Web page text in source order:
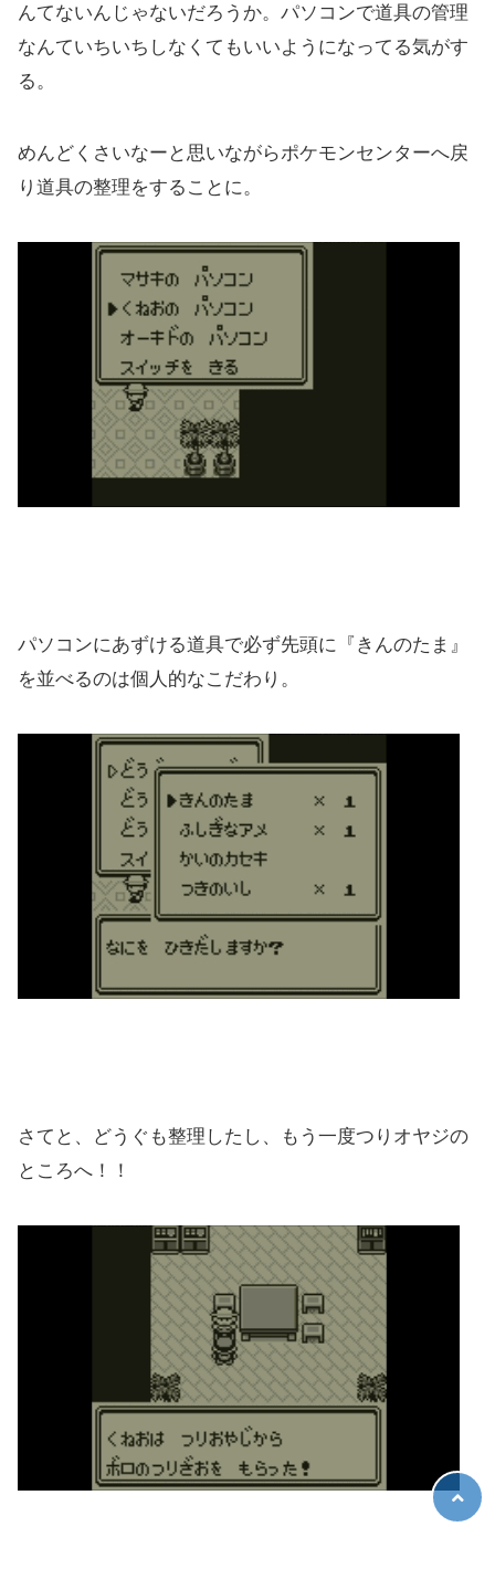
んてないんじゃないだろうか。パソコンで道具の管理
なんていちいちしなくてもいいようになってる気がす
る。
めんどくさいなーと思いながらポケモンセンターへ戻
り道具の整理をすることに。
パソコンにあずける道具で必ず先頭に『きんのたま』
を並べるのは個人的なこだわり。
さてと、どうぐも整理したし、もう一度つりオヤジの
ところへ！！